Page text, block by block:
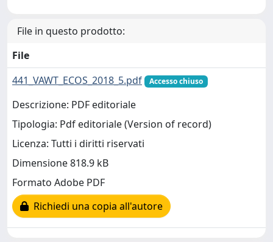
File in questo prodotto:
File
441_VAWT_ECOS_2018_5.pdf
Accesso chiuso
Descrizione: PDF editoriale
Tipologia: Pdf editoriale (Version of record)
Licenza: Tutti i diritti riservati
Dimensione 818.9 kB
Formato Adobe PDF
Richiedi una copia all'autore